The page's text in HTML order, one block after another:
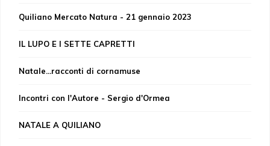
Quiliano Mercato Natura - 21 gennaio 2023
IL LUPO E I SETTE CAPRETTI
Natale...racconti di cornamuse
Incontri con l'Autore - Sergio d'Ormea
NATALE A QUILIANO